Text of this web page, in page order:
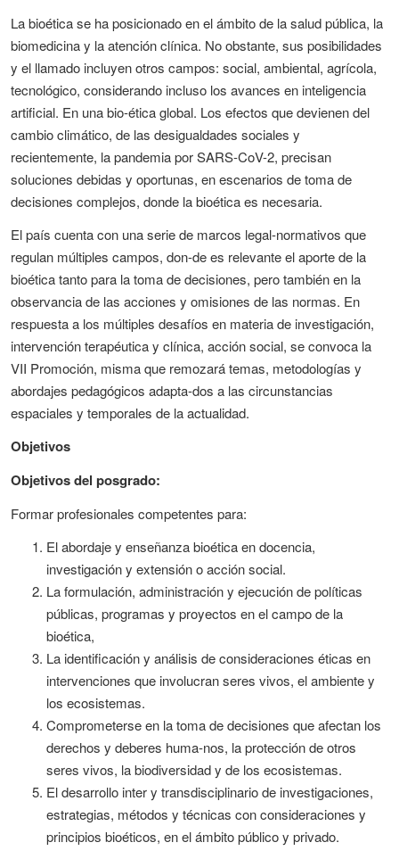
La bioética se ha posicionado en el ámbito de la salud pública, la
biomedicina y la atención clínica. No obstante, sus posibilidades
y el llamado incluyen otros campos: social, ambiental, agrícola,
tecnológico, considerando incluso los avances en inteligencia
artificial. En una bio-ética global. Los efectos que devienen del
cambio climático, de las desigualdades sociales y
recientemente, la pandemia por SARS-CoV-2, precisan
soluciones debidas y oportunas, en escenarios de toma de
decisiones complejos, donde la bioética es necesaria.
El país cuenta con una serie de marcos legal-normativos que
regulan múltiples campos, don-de es relevante el aporte de la
bioética tanto para la toma de decisiones, pero también en la
observancia de las acciones y omisiones de las normas. En
respuesta a los múltiples desafíos en materia de investigación,
intervención terapéutica y clínica, acción social, se convoca la
VII Promoción, misma que remozará temas, metodologías y
abordajes pedagógicos adapta-dos a las circunstancias
espaciales y temporales de la actualidad.
Objetivos
Objetivos del posgrado:
Formar profesionales competentes para:
El abordaje y enseñanza bioética en docencia,
investigación y extensión o acción social.
La formulación, administración y ejecución de políticas
públicas, programas y proyectos en el campo de la
bioética,
La identificación y análisis de consideraciones éticas en
intervenciones que involucran seres vivos, el ambiente y
los ecosistemas.
Comprometerse en la toma de decisiones que afectan los
derechos y deberes huma-nos, la protección de otros
seres vivos, la biodiversidad y de los ecosistemas.
El desarrollo inter y transdisciplinario de investigaciones,
estrategias, métodos y técnicas con consideraciones y
principios bioéticos, en el ámbito público y privado.